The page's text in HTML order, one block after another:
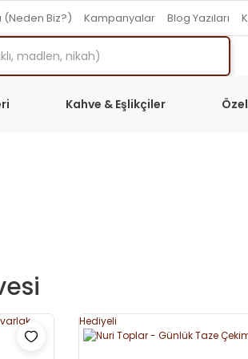
(Neden Biz?) Kampanyalar Blog Yazıları
Kahve & Eşlikçiler
Hediyeli